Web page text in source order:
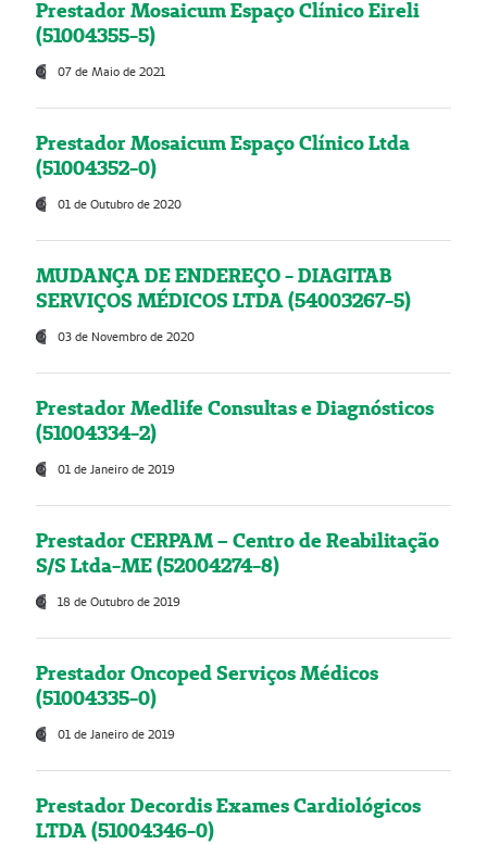
Prestador Mosaicum Espaço Clínico Eireli
(51004355-5)
07 de Maio de 2021
Prestador Mosaicum Espaço Clínico Ltda
(51004352-0)
01 de Outubro de 2020
MUDANÇA DE ENDEREÇO - DIAGITAB
SERVIÇOS MÉDICOS LTDA (54003267-5)
03 de Novembro de 2020
Prestador Medlife Consultas e Diagnósticos
(51004334-2)
01 de Janeiro de 2019
Prestador CERPAM – Centro de Reabilitação
S/S Ltda-ME (52004274-8)
18 de Outubro de 2019
Prestador Oncoped Serviços Médicos
(51004335-0)
01 de Janeiro de 2019
Prestador Decordis Exames Cardiológicos
LTDA (51004346-0)